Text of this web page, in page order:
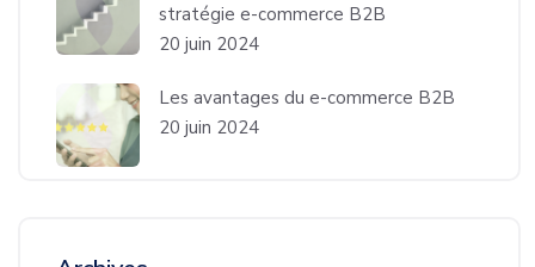
stratégie e-commerce B2B
20 juin 2024
Les avantages du e-commerce B2B
20 juin 2024